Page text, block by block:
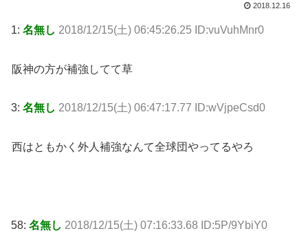
2018.12.16
1: 名無し 2018/12/15(土) 06:45:26.25 ID:vuVuhMnr0
阪神の方が補強してて草
3: 名無し 2018/12/15(土) 06:47:17.77 ID:wVjpeCsd0
西はともかく外人補強なんて全球団やってるやろ
58: 名無し 2018/12/15(土) 07:16:33.68 ID:5P/9YbiY0